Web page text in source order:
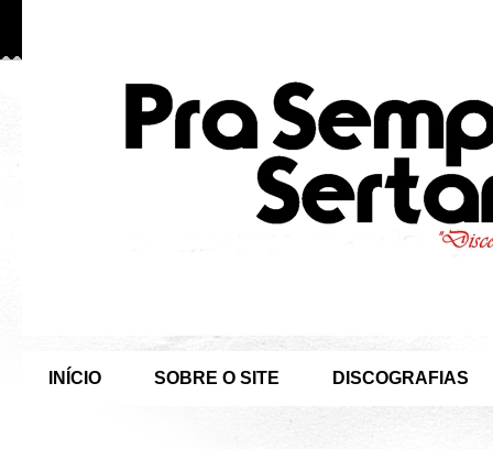
INÍCIO SOBRE O SITE DISCOGRAFIAS